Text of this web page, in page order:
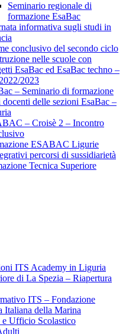
Seminario regionale di
formazione EsaBac
informativa sugli studi in
conclusivo del secondo ciclo
nelle scuole con
EsaBac ed EsaBac techno –
2023
– Seminario di formazione
docenti delle sezioni EsaBac –
– Croisè 2 – Incontro
ESABAC Ligurie
percorsi di sussidiarietà
Tecnica Superiore
ITS Academy in Liguria
di La Spezia – Riapertura
ITS – Fondazione
Italiana della Marina
e Ufficio Scolastico